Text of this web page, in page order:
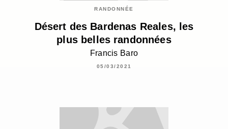
RANDONNÉE
Désert des Bardenas Reales, les
plus belles randonnées
Francis Baro
05/03/2021